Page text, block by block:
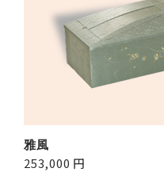
雅風
253,000 円